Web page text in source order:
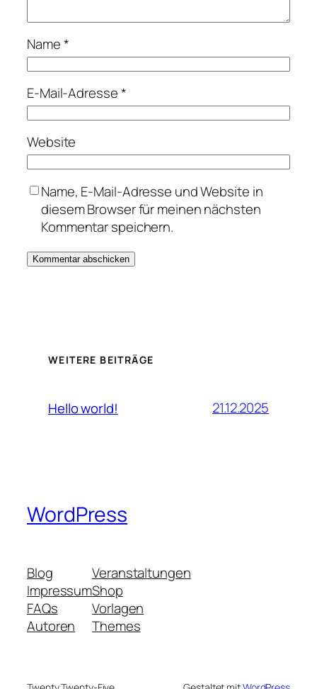
Name*
E-Mail-Adresse*
Website
Name, E-Mail-Adresse und Website in
diesem Browser für meinen nächsten
Kommentar speichern.
WEITERE BEITRÄGE
Hello world! 21.12.2025
WordPress
Blog
Impressum
FAQs
Autoren
Veranstaltungen
Shop
Vorlagen
Themes